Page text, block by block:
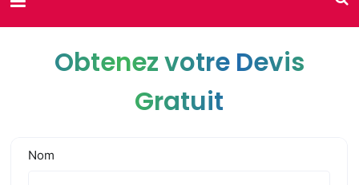
Obtenez votre Devis
Gratuit